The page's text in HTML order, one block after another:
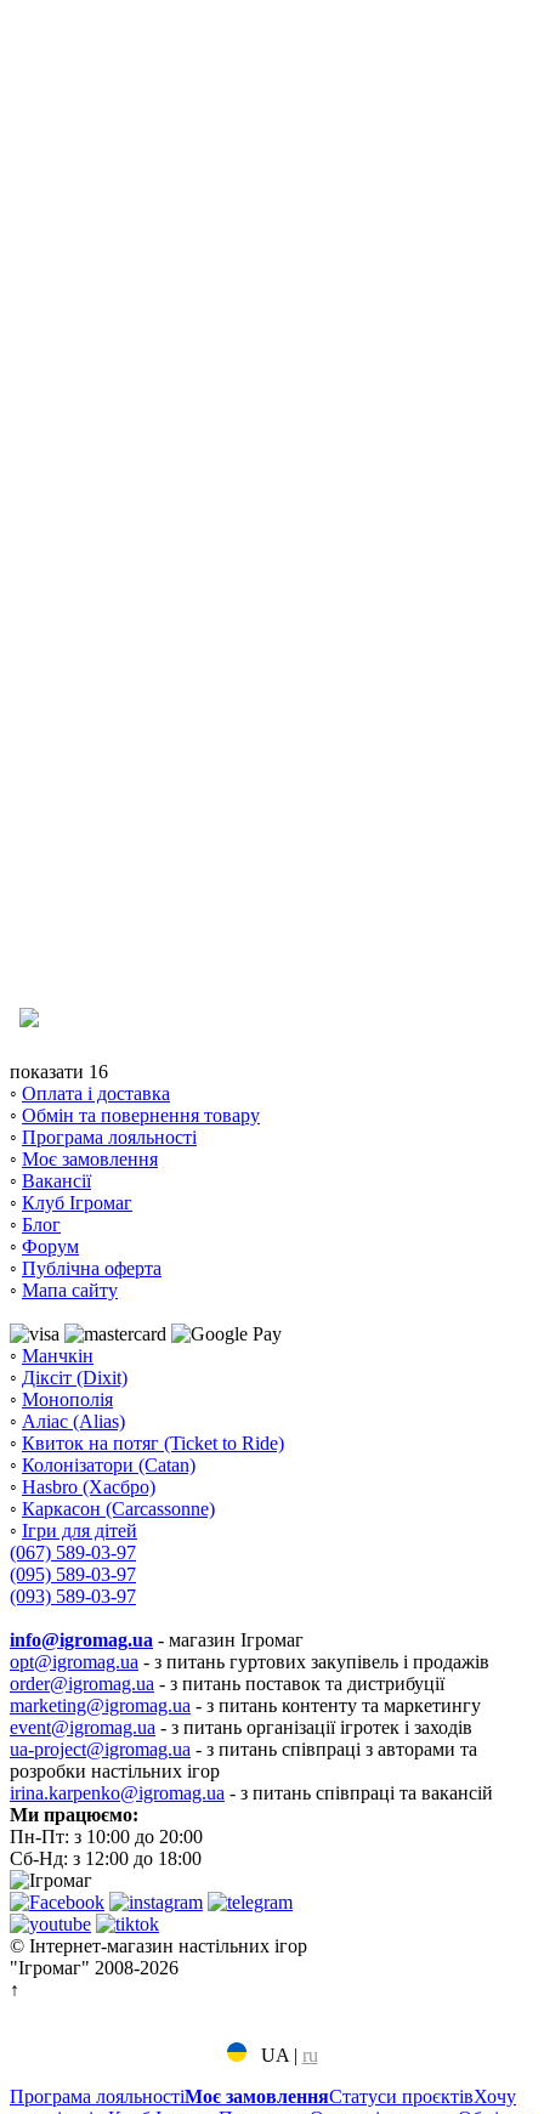
показати 16
◦ Оплата і доставка
◦ Обмін та повернення товару
◦ Програма лояльності
◦ Моє замовлення
◦ Вакансії
◦ Клуб Ігромаг
◦ Блог
◦ Форум
◦ Публічна оферта
◦ Мапа сайту
◦ Манчкін
◦ Діксіт (Dixit)
◦ Монополія
◦ Аліас (Alias)
◦ Квиток на потяг (Ticket to Ride)
◦ Колонізатори (Catan)
◦ Hasbro (Хасбро)
◦ Каркасон (Carcassonne)
◦ Ігри для дітей
(067) 589-03-97
(095) 589-03-97
(093) 589-03-97
info@igromag.ua - магазин Ігромаг
opt@igromag.ua - з питань гуртових закупівель і продажів
order@igromag.ua - з питань поставок та дистрибуції
marketing@igromag.ua - з питань контенту та маркетингу
event@igromag.ua - з питань організації ігротек і заходів
ua-project@igromag.ua - з питань співпраці з авторами та
розробки настільних ігор
irina.karpenko@igromag.ua - з питань співпраці та вакансій
Ми працюємо:
Пн-Пт: з 10:00 до 20:00
Сб-Нд: з 12:00 до 18:00
© Інтернет-магазин настільних ігор
"Ігромаг" 2008-2026
↑
UA | ru
Програма лояльностіМоє замовленняСтатуси проєктівХочу